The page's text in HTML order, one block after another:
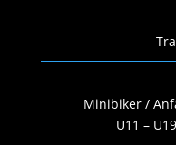
Minibiker /
U11 –